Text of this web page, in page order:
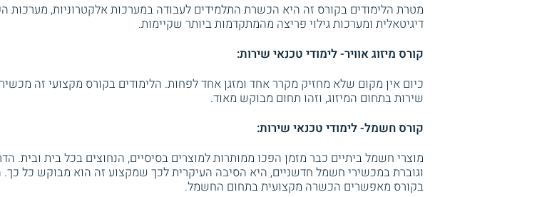
מטרת הלימודים בקורס זה היא הכשרת התלמידים לעבודה במערכות אלקטרוניות, מערכות
דיגיטאלית ומערכות גילוי פריצה מהמתקדמות ביותר שקיימות.
קורס מיזוג אוויר- לימודי טכנאי שירות:
כיום אין מקום שלא מחזיק מקרר אחד ומזגן אחד לפחות. הלימודים בקורס מקצועי זה
שירות בתחום המיזוג, וזהו תחום מבוקש מאוד.
קורס חשמל- לימודי טכנאי שירות:
מוצרי חשמל ביתיים כבר מזמן הפכו ממותרות למוצרים בסיסיים, הנחוצים בכל בית ובית.
וגוברת במכשירי חשמל חדשניים, היא הסיבה העיקרית לכך שמקצוע זה הוא מבוקש כל כך.
בקורס מאפשרים הכשרה מקצועית בתחום החשמל.